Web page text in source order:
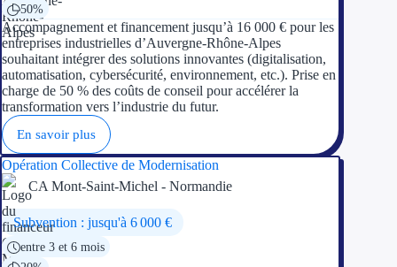
Subventions
Concours
50%
Accompagnement et financement jusqu’à 16 000 € pour les
entreprises industrielles d’Auvergne-Rhône-Alpes
souhaitant intégrer des solutions innovantes (digitalisation,
automatisation, cybersécurité, environnement, etc.). Prise en
charge de 50 % des coûts de conseil pour accélérer la
transformation vers l’industrie du futur.
En savoir plus
Opération Collective de Modernisation
CA Mont-Saint-Michel - Normandie
Subvention : jusqu'à 6 000 €
entre 3 et 6 mois